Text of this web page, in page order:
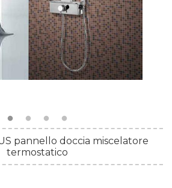
pannello doccia miscelatore
termostatico